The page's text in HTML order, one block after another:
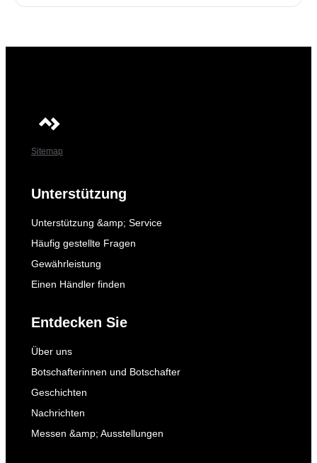
Sitemap
Unterstützung
Unterstützung &amp; Service
Häufig gestellte Fragen
Gewährleistung
Einen Händler finden
Entdecken Sie
Über uns
Botschafterinnen und Botschafter
Geschichten
Nachrichten
Messen &amp; Ausstellungen